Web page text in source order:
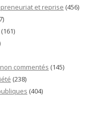
et reprise (456)
(161)
commentés (145)
(238)
(404)